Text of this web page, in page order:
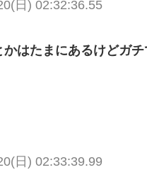
日) 02:32:36.55
はたまにあるけどガ
日) 02:33:39.99